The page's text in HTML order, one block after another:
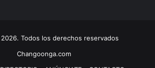
Todos los derechos reservados
Changoonga.com